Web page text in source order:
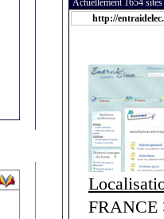
Actuellement 1654
http://
FRANCE